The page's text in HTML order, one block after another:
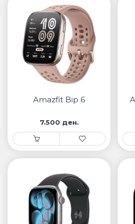
Amazfit Bip 6
7.500 ден.